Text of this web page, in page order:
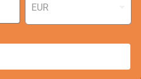
EUR